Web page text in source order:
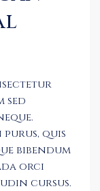
sed
quis
bibendum
orci
cursus.